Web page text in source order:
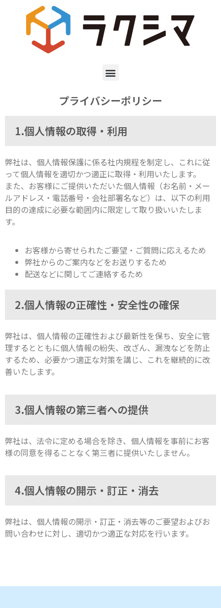
プライバシーポリシー
1.個人情報の取得・利用
弊社は、個人情報保護に係る社内規程を制定し、これに従
って個人情報を適切かつ適正に取得・利用いたします。
また、お客様にご提供いただいた個人情報（お名前・メー
ルアドレス・電話番号・会社部署名など）は、以下の利用
目的の達成に必要な範囲内に限定して取り扱いいたしま
す。
お客様から寄せられたご要望・ご質問に応えるため
弊社からのご案内などをお送りするため
配送などに関してご連絡するため
2.個人情報の正確性・安全性の確保
弊社は、個人情報の正確性および最新性を保ち、安全に管
理するとともに個人情報の紛失、改ざん、漏洩などを防止
するため、必要かつ適正な対策を講じ、これを継続的に改
善いたします。
3.個人情報の第三者への提供
弊社は、法令に定める場合を除き、個人情報を事前にお客
様の同意を得ることなく第三者に提供いたしません。
4.個人情報の開示・訂正・消去
弊社は、個人情報の開示・訂正・消去等のご要望およびお
問い合わせに対し、適切かつ適正な対応を行います。